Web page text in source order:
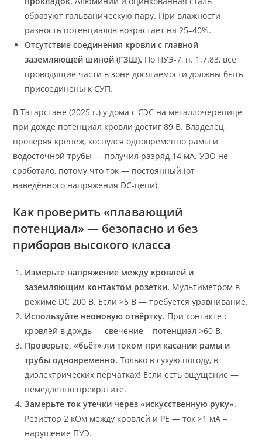
образуют гальваническую пару. При влажности
разность потенциалов возрастает на 25–40%.
Отсутствие соединения кровли с главной
заземляющей шиной (ГЗШ). По ПУЭ-7, п. 1.7.83, все
проводящие части в зоне досягаемости должны быть
присоединены к СУП.
В Татарстане (2025 г.) у дома с СЭС на металлочерепице
при дожде потенциал кровли достиг 89 В. Владелец,
проверяя крепёж, коснулся одновременно рамы и
водосточной трубы — получил разряд 14 мА. УЗО не
сработало, потому что ток — постоянный (от
наведённого напряжения DC-цепи).
Как проверить «плавающий
потенциал» — безопасно и без
приборов высокого класса
Измерьте напряжение между кровлей и
заземляющим контактом розетки. Мультиметром в
режиме DC 200 В. Если >5 В — требуется уравнивание.
Используйте неоновую отвёртку. При контакте с
кровлёй в дождь — свечение = потенциал >60 В.
Проверьте, «бьёт» ли током при касании рамы и
трубы одновременно. Только в сухую погоду, в
диэлектрических перчатках! Если есть ощущение —
немедленно прекратите.
Замерьте ток утечки через «искусственную руку».
Резистор 2 кОм между кровлей и PE — ток >1 мА =
нарушение ПУЭ.